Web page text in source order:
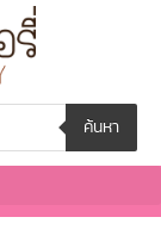
ค้นหา